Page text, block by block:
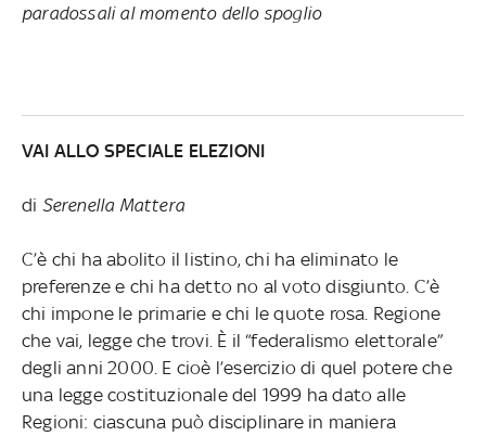
paradossali al momento dello spoglio
VAI ALLO SPECIALE ELEZIONI
di Serenella Mattera
C’è chi ha abolito il listino, chi ha eliminato le
preferenze e chi ha detto no al voto disgiunto. C’è
chi impone le primarie e chi le quote rosa. Regione
che vai, legge che trovi. È il “federalismo elettorale”
degli anni 2000. E cioè l’esercizio di quel potere che
una legge costituzionale del 1999 ha dato alle
Regioni: ciascuna può disciplinare in maniera